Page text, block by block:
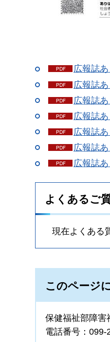
広報誌
広報誌
広報誌
広報誌
広報誌
広報誌
広報誌
よくあるご
現在よくある
このページ
保健福祉部障害
電話番号：099-